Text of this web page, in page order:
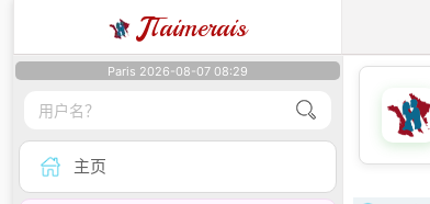
JTaimerais
Paris 2026-08-07 08:29
主页